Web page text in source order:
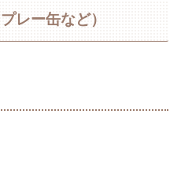
レー缶など）